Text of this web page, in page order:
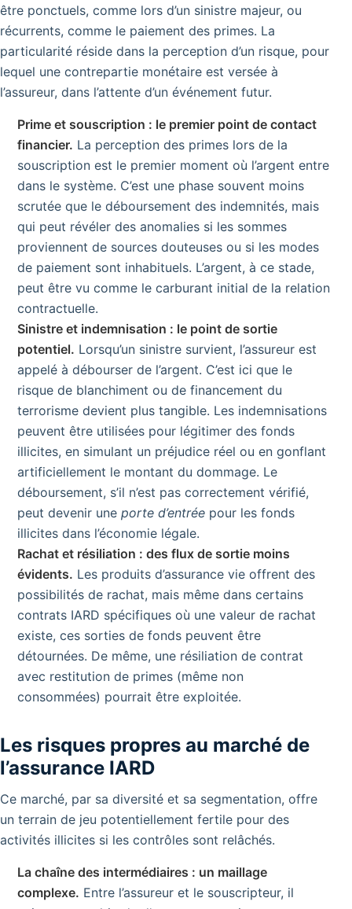
être ponctuels, comme lors d’un sinistre majeur, ou
récurrents, comme le paiement des primes. La
particularité réside dans la perception d’un risque, pour
lequel une contrepartie monétaire est versée à
l’assureur, dans l’attente d’un événement futur.
Prime et souscription : le premier point de contact
financier. La perception des primes lors de la
souscription est le premier moment où l’argent entre
dans le système. C’est une phase souvent moins
scrutée que le déboursement des indemnités, mais
qui peut révéler des anomalies si les sommes
proviennent de sources douteuses ou si les modes
de paiement sont inhabituels. L’argent, à ce stade,
peut être vu comme le carburant initial de la relation
contractuelle.
Sinistre et indemnisation : le point de sortie
potentiel. Lorsqu’un sinistre survient, l’assureur est
appelé à débourser de l’argent. C’est ici que le
risque de blanchiment ou de financement du
terrorisme devient plus tangible. Les indemnisations
peuvent être utilisées pour légitimer des fonds
illicites, en simulant un préjudice réel ou en gonflant
artificiellement le montant du dommage. Le
déboursement, s’il n’est pas correctement vérifié,
peut devenir une porte d’entrée pour les fonds
illicites dans l’économie légale.
Rachat et résiliation : des flux de sortie moins
évidents. Les produits d’assurance vie offrent des
possibilités de rachat, mais même dans certains
contrats IARD spécifiques où une valeur de rachat
existe, ces sorties de fonds peuvent être
détournées. De même, une résiliation de contrat
avec restitution de primes (même non
consommées) pourrait être exploitée.
Les risques propres au marché de
l’assurance IARD
Ce marché, par sa diversité et sa segmentation, offre
un terrain de jeu potentiellement fertile pour des
activités illicites si les contrôles sont relâchés.
La chaîne des intermédiaires : un maillage
complexe. Entre l’assureur et le souscripteur, il